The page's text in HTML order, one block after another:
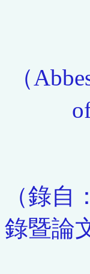
（
（錄
錄暨論